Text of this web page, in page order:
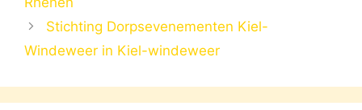
Stichting Dorpsevenementen Kiel-
Windeweer in Kiel-windeweer